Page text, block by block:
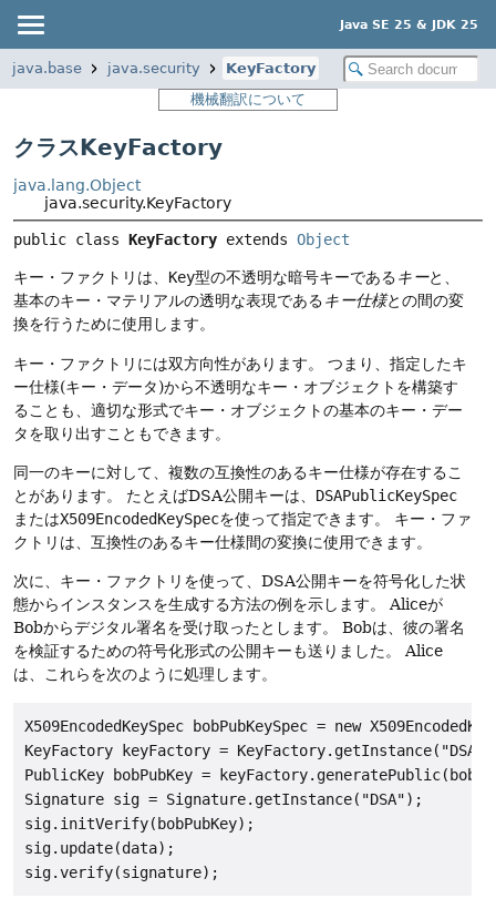
Java SE 25 & JDK 25
java.base java.security
KeyFactory
機械翻訳について
クラスKeyFactory
java.lang.Object
java.security.KeyFactory
public class KeyFactory extends Object
キー・ファクトリは、 Key型の不透明な暗号キーであるキーと、
基本のキー・マテリアルの透明な表現であるキー仕様との間の変
換を行うために使用します。
キー・ファクトリには双方向性があります。
つまり、指定したキ
ー仕様(キー・データ)から不透明なキー・オブジェクトを構築す
ることも、適切な形式でキー・オブジェクトの基本のキー・デー
タを取り出すこともできます。
同一のキーに対して、複数の互換性のあるキー仕様が存在するこ
とがあります。
たとえばDSA公開キーは、 DSAPublicKeySpec
またはX509EncodedKeySpecを使って指定できます。
キー・ファ
クトリは、互換性のあるキー仕様間の変換に使用できます。
次に、キー・ファクトリを使って、DSA公開キーを符号化した状
態からインスタンスを生成する方法の例を示します。
Aliceが
Bobからデジタル署名を受け取ったとします。
Bobは、彼の署名
を検証するための符号化形式の公開キーも送りました。
Alice
は、これらを次のように処理します。
X509EncodedKeySpec bobPubKeySpec = new
KeyFactory keyFactory =
PublicKey bobPubKey =
Signature sig = Signature.getInstance("DSA");
sig.initVerify(bobPubKey);
sig.update(data);